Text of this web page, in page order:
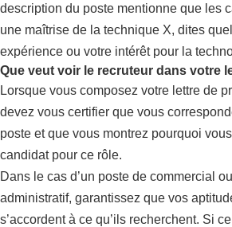
description du poste mentionne que les
une maîtrise de la technique X, dites
expérience ou votre intérêt pour la
Que veut voir le recruteur dans votre
Lorsque vous composez votre lettre de
devez vous certifier que vous
poste et que vous montrez pourquoi
candidat pour ce rôle.
Dans le cas d’un poste de commercial
administratif, garantissez que vos
s’accordent à ce qu’ils recherchent. Si